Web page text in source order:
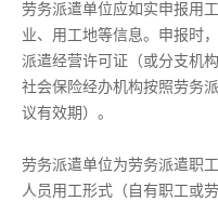
劳务派遣单位应如实申报用
业、用工地等信息。申报时
派遣经营许可证（或分支机
社会保险经办机构按照劳务
议有效期）。
劳务派遣单位为劳务派遣职
人员用工形式（自有职工或